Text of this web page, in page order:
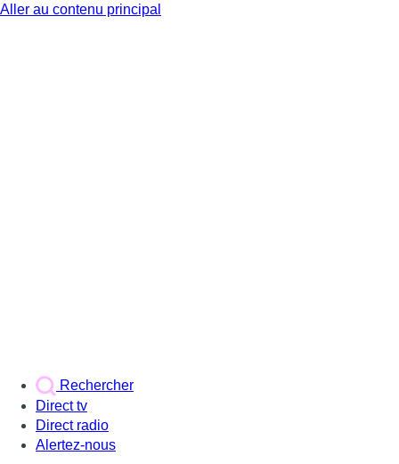
Aller au contenu principal
Rechercher
Direct tv
Direct radio
Alertez-nous